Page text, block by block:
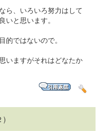
ら、いろいろ努力はして
いと思います。
ではないので。
いますがそれはどなたか
)